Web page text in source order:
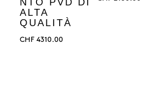
ALTA
QUALITÀ
CHF 4310.00